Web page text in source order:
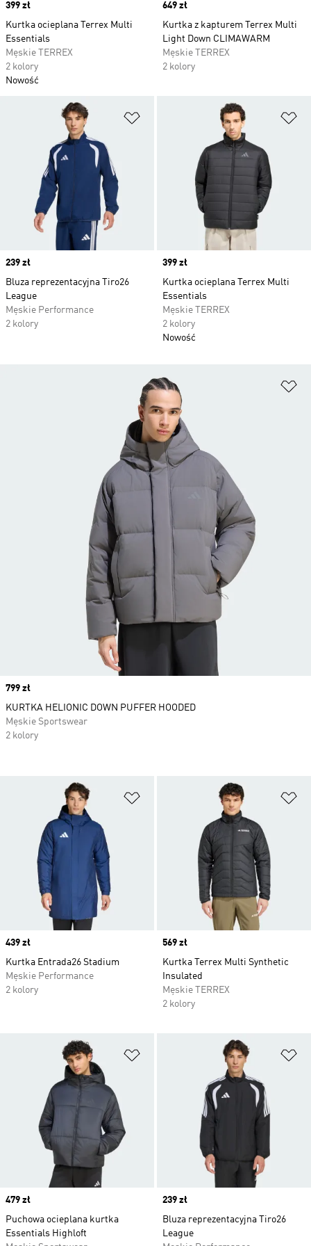
Price
399 zł
Kurtka ocieplana Terrex Multi
Essentials
Męskie TERREX
2 kolory
Nowość
Price
649 zł
Kurtka z kapturem Terrex Multi
Light Down CLIMAWARM
Męskie TERREX
2 kolory
Dodaj do listy życzeń
Price
239 zł
Bluza reprezentacyjna Tiro26
League
Męskie Performance
2 kolory
Price
399 zł
Kurtka ocieplana Terrex Multi
Essentials
Męskie TERREX
2 kolory
Nowość
Dodaj do listy życzeń
Price
439 zł
Kurtka Entrada26 Stadium
Męskie Performance
2 kolory
Price
569 zł
Kurtka Terrex Multi Synthetic
Insulated
Męskie TERREX
2 kolory
Dodaj do listy życzeń
Price
479 zł
Puchowa ocieplana kurtka
Essentials Highloft
Price
239 zł
Bluza reprezentacyjna Tiro26
League
Price
799 zł
KURTKA HELIONIC DOWN PUFFER HOODED
Męskie Sportswear
2 kolory